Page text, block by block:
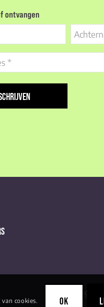
ontvangen
Volg ons:
cookies. OK